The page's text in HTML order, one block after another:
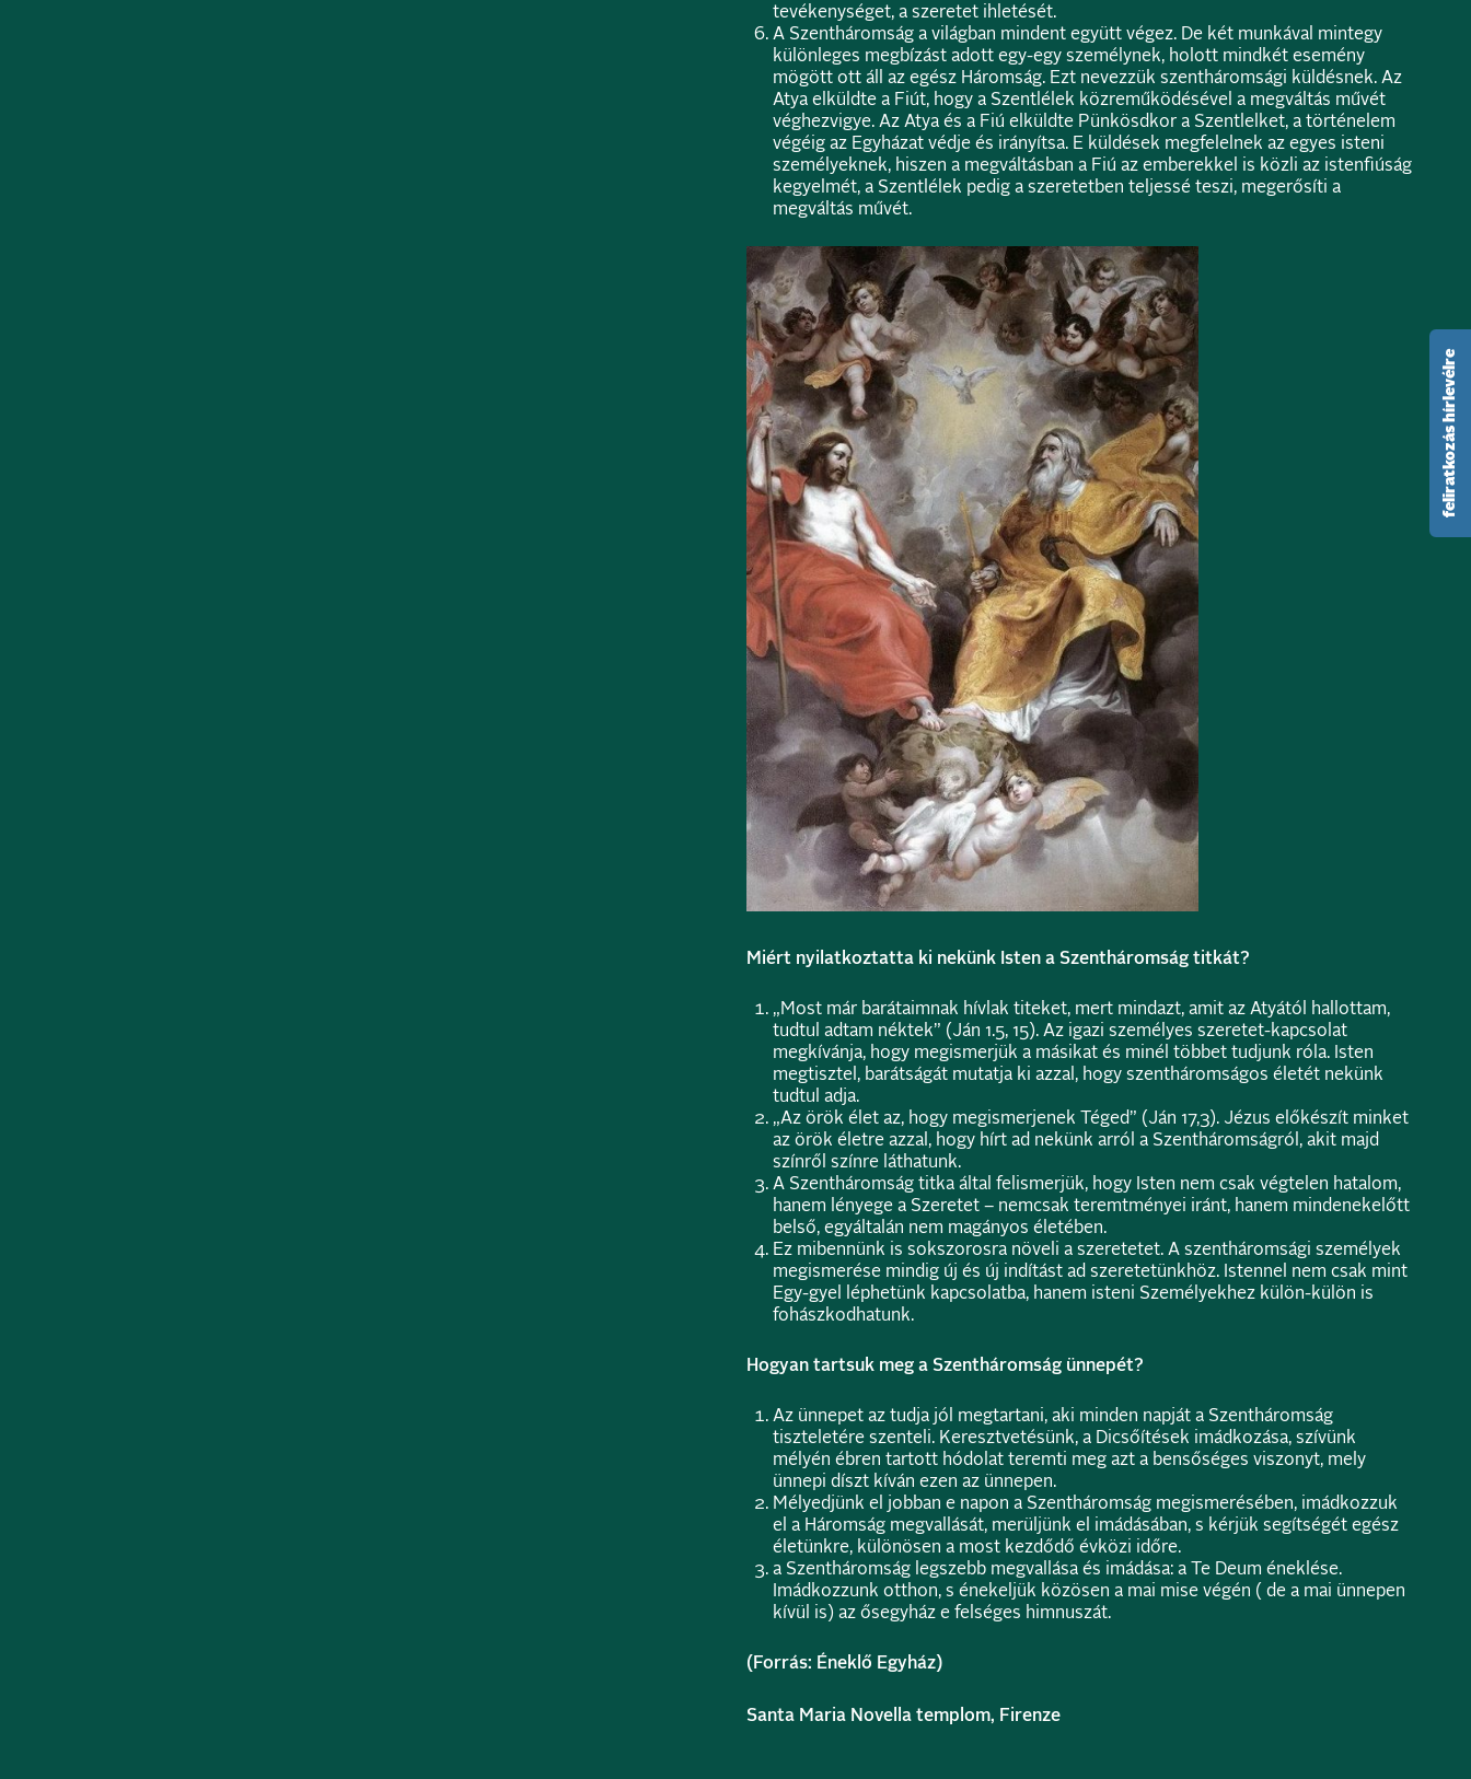
tevékenységet, a szeretet ihletését.
A Szentháromság a világban mindent együtt végez. De két munkával mintegy
különleges megbízást adott egy-egy személynek, holott mindkét esemény
mögött ott áll az egész Háromság. Ezt nevezzük szentháromsági küldésnek. Az
Atya elküldte a Fiút, hogy a Szentlélek közreműködésével a megváltás művét
véghezvigye. Az Atya és a Fiú elküldte Pünkösdkor a Szentlelket, a történelem
végéig az Egyházat védje és irányítsa. E küldések megfelelnek az egyes isteni
személyeknek, hiszen a megváltásban a Fiú az emberekkel is közli az istenfiúság
kegyelmét, a Szentlélek pedig a szeretetben teljessé teszi, megerősíti a
megváltás művét.
Miért nyilatkoztatta ki nekünk Isten a Szentháromság titkát?
„Most már barátaimnak hívlak titeket, mert mindazt, amit az Atyától hallottam,
tudtul adtam néktek” (Ján 1.5, 15). Az igazi személyes szeretet-kapcsolat
megkívánja, hogy megismerjük a másikat és minél többet tudjunk róla. Isten
megtisztel, barátságát mutatja ki azzal, hogy szentháromságos életét nekünk
tudtul adja.
„Az örök élet az, hogy megismerjenek Téged” (Ján 17,3). Jézus előkészít minket
az örök életre azzal, hogy hírt ad nekünk arról a Szentháromságról, akit majd
színről színre láthatunk.
A Szentháromság titka által felismerjük, hogy Isten nem csak végtelen hatalom,
hanem lényege a Szeretet – nemcsak teremtményei iránt, hanem mindenekelőtt
belső, egyáltalán nem magányos életében.
Ez mibennünk is sokszorosra növeli a szeretetet. A szentháromsági személyek
megismerése mindig új és új indítást ad szeretetünkhöz. Istennel nem csak mint
Egy-gyel léphetünk kapcsolatba, hanem isteni Személyekhez külön-külön is
fohászkodhatunk.
Hogyan tartsuk meg a Szentháromság ünnepét?
Az ünnepet az tudja jól megtartani, aki minden napját a Szentháromság
tiszteletére szenteli. Keresztvetésünk, a Dicsőítések imádkozása, szívünk
mélyén ébren tartott hódolat teremti meg azt a bensőséges viszonyt, mely
ünnepi díszt kíván ezen az ünnepen.
Mélyedjünk el jobban e napon a Szentháromság megismerésében, imádkozzuk
el a Háromság megvallását, merüljünk el imádásában, s kérjük segítségét egész
életünkre, különösen a most kezdődő évközi időre.
a Szentháromság legszebb megvallása és imádása: a Te Deum éneklése.
Imádkozzunk otthon, s énekeljük közösen a mai mise végén ( de a mai ünnepen
kívül is) az ősegyház e felséges himnuszát.
(Forrás: Éneklő Egyház)
Santa Maria Novella templom, Firenze
feliratkozás hírlevélre